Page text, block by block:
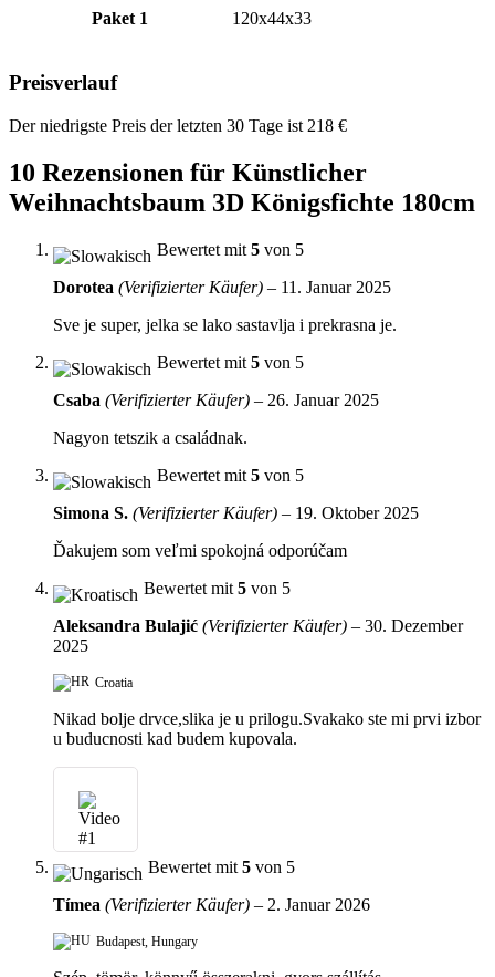
Paket 1 120x44x33
Preisverlauf
Der niedrigste Preis der letzten 30 Tage ist 218 €
10 Rezensionen für Künstlicher
Weihnachtsbaum 3D Königsfichte 180cm
Bewertet mit 5 von 5
Dorotea (Verifizierter Käufer) – 11. Januar 2025
Sve je super, jelka se lako sastavlja i prekrasna je.
Bewertet mit 5 von 5
Csaba (Verifizierter Käufer) – 26. Januar 2025
Nagyon tetszik a családnak.
Bewertet mit 5 von 5
Simona S. (Verifizierter Käufer) – 19. Oktober 2025
Ďakujem som veľmi spokojná odporúčam
Bewertet mit 5 von 5
Aleksandra Bulajić (Verifizierter Käufer) – 30. Dezember
2025
Croatia
Nikad bolje drvce,slika je u prilogu.Svakako ste mi prvi izbor
u buducnosti kad budem kupovala.
Bewertet mit 5 von 5
Tímea (Verifizierter Käufer) – 2. Januar 2026
Budapest, Hungary